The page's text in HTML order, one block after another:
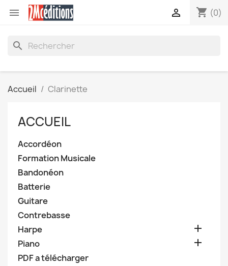
 shopping_cart (0)

search
Accueil Clarinette
ACCUEIL
Accordéon
Formation Musicale
Bandonéon
Batterie
Guitare
Contrebasse
Harpe

Piano 
PDF a télécharger